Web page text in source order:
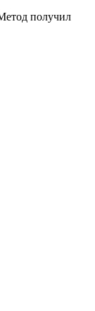
получил